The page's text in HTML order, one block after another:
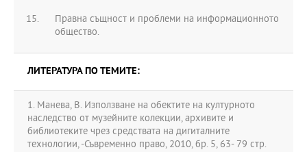
Правна същност и проблеми на информационното
общество.
ЛИТЕРАТУРА ПО ТЕМИТЕ:
1. Манева, В. Използване на обектите на културното
наследство от музейните колекции, архивите и
библиотеките чрез средствата на дигиталните
технологии, -Съвременно право, 2010, бр. 5, 63- 79 стр.